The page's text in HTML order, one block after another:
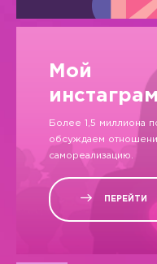
Мой
инстаграм
Более 1,5 миллиона
обсуждаем
самореализацию.
ПЕРЕЙТИ